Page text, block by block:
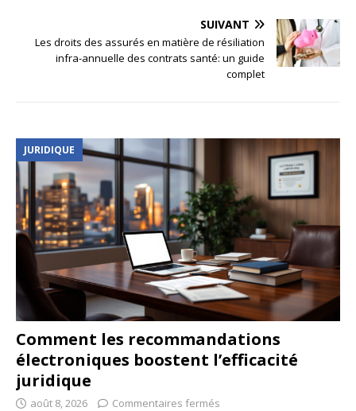
SUIVANT
Les droits des assurés en matière de résiliation
infra-annuelle des contrats santé: un guide
complet
JURIDIQUE
Comment les recommandations
électroniques boostent l’efficacité
juridique
août 8, 2026 Commentaires fermés